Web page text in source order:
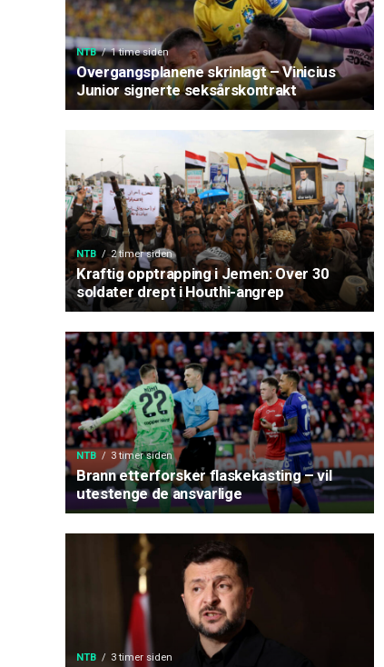
NTB 1 time siden
Overgangsplanene skrinlagt – Vinicius
Junior signerte seksårskontrakt
NTB 2 timer siden
Kraftig opptrapping i Jemen: Over 30
soldater drept i Houthi-angrep
NTB 3 timer siden
Brann etterforsker flaskekasting – vil
utestenge de ansvarlige
NTB 3 timer siden